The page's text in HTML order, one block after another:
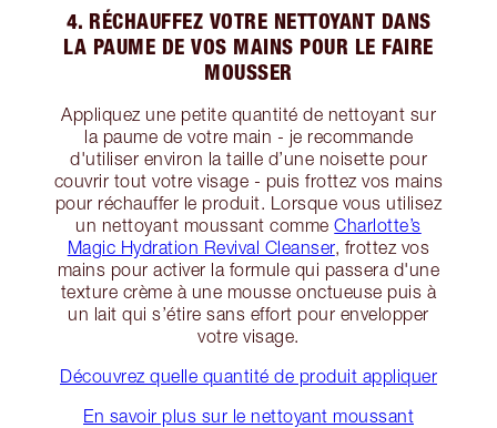
4. RÉCHAUFFEZ VOTRE NETTOYANT DANS
LA PAUME DE VOS MAINS POUR LE FAIRE
MOUSSER
Appliquez une petite quantité de nettoyant sur
la paume de votre main - je recommande
d'utiliser environ la taille d’une noisette pour
couvrir tout votre visage - puis frottez vos mains
pour réchauffer le produit. Lorsque vous utilisez
un nettoyant moussant commeCharlotte’s
Magic Hydration Revival Cleanser, frottez vos
mains pour activer la formule qui passera d'une
texture crème à une mousse onctueuse puis à
un lait qui s’étire sans effort pour envelopper
votre visage.
Découvrez quelle quantité de produit appliquer
En savoir plus sur le nettoyant moussant